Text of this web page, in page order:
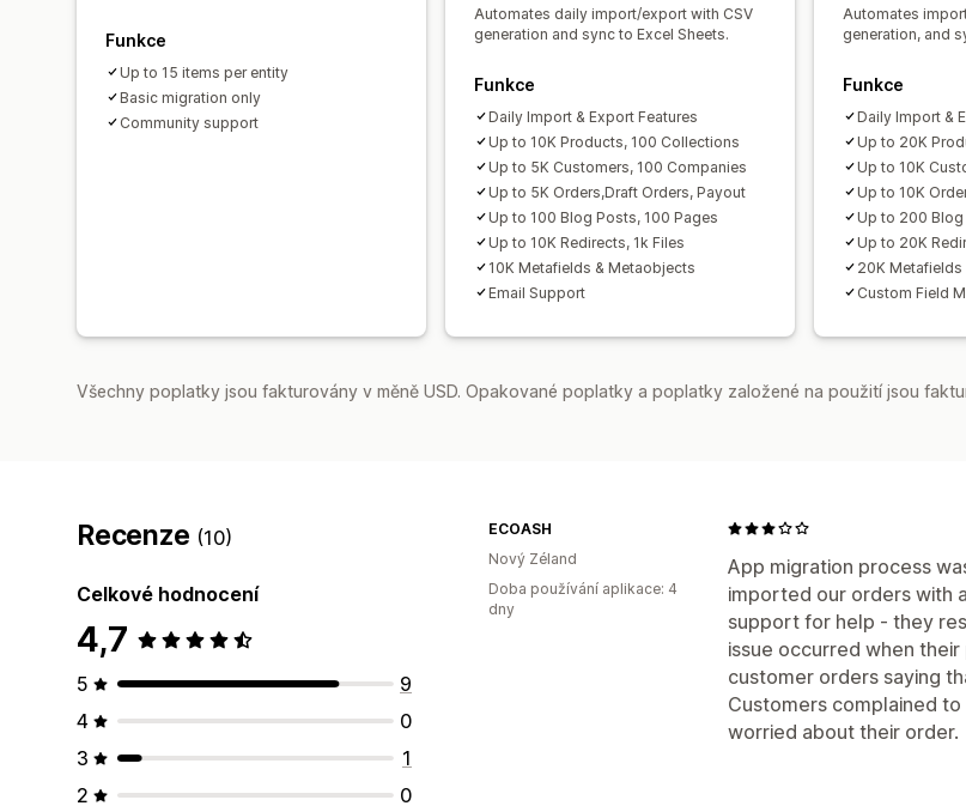
Funkce
Up to 15 items per entity
Basic migration only
Community support
Automates daily import/export with CSV
generation and sync to Excel Sheets.
Funkce
Daily Import & Export Features
Up to 10K Products, 100 Collections
Up to 5K Customers, 100 Companies
Up to 5K Orders,Draft Orders, Payout
Up to 100 Blog Posts, 100 Pages
Up to 10K Redirects, 1k Files
10K Metafields & Metaobjects
Email Support
Automates
generation, and
Funkce
Daily Import &
Up to 20K
Up to 10K
Up to 10K
Up to 200
Up to 20K
20K
Custom Field
Všechny poplatky jsou fakturovány v měně USD. Opakované poplatky a poplatky založené na použití jsou
Recenze (10)
Celkové hodnocení
4,7
5
9
4
0
3
1
2
0
App migration process
imported our orders with
support for help - they
issue occurred when
customer orders saying
Customers complained
worried about their order.
ECOASH
Nový Zéland
Doba používání aplikace: 4
dny